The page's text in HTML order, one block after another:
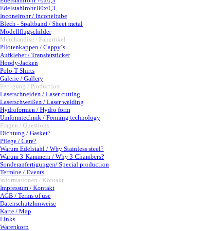
Edelstahlrohr 80x0,3
Inconelrohr / Inconeltube
Blech - Spaltband / Sheet metal
Modellflugschilder
Merchandise / Fanartikel
Pilotenkappen / Cappy´s
Aufkleber / Transfersticker
Hoody-Jacken
Polo-T-Shirts
Galerie / Gallery
Fertigung / Production
Laserschneiden / Laser cutting
Laserschweißen / Laser welding
Hydroformen / Hydro form
Umformtechnik / Forming technology
Fragen / Questions
Dichtung / Gasket?
Pflege / Care?
Warum Edelstahl / Why Stainless steel?
Warum 3-Kammern / Why 3-Chambers?
Sonderanfertigungen/ Special production
Termine / Events
Informationen / Kontakt
Impressum / Kontakt
AGB / Terms of use
Datenschutzhinweise
Karte / Map
Links
Warenkorb